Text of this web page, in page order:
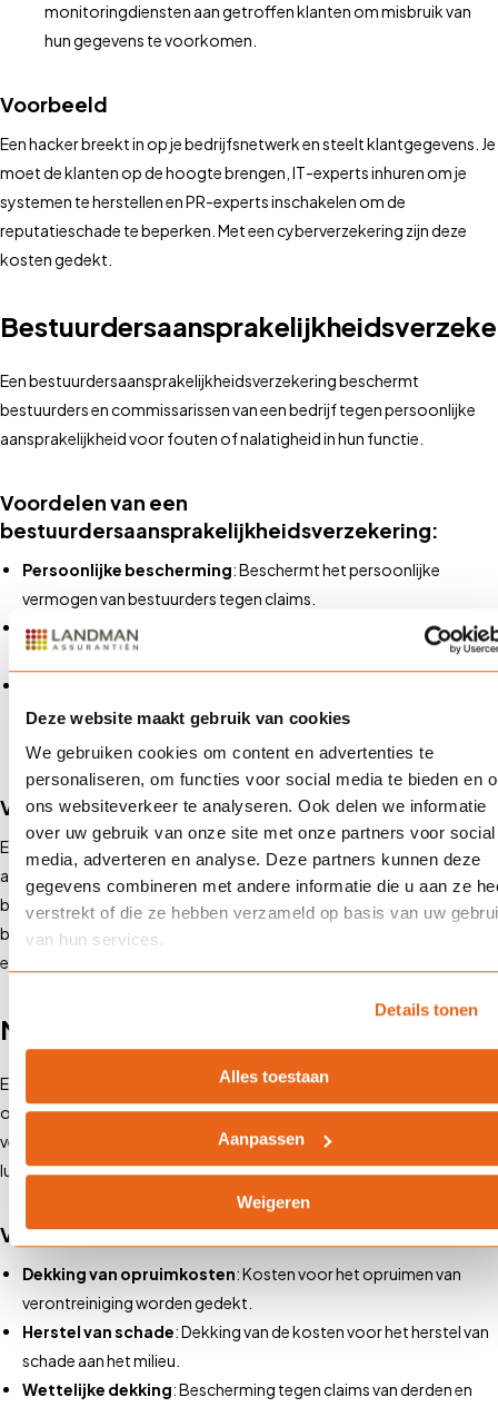
Deze website maakt gebruik van cookies
We gebruiken cookies om content en advertenties te
personaliseren, om functies voor social media te bieden en
ons websiteverkeer te analyseren. Ook delen we informatie
over uw gebruik van onze site met onze partners voor social
media, adverteren en analyse. Deze partners kunnen deze
gegevens combineren met andere informatie die u aan ze
verstrekt of die ze hebben verzameld op basis van uw
van hun services.
Details tonen
Alles toestaan
Aanpassen
Weigeren
monitoringdiensten aan getroffen klanten om misbruik van
hun gegevens te voorkomen.
Voorbeeld
Een hacker breekt in op je bedrijfsnetwerk en steelt klantgegevens. Je
moet de klanten op de hoogte brengen, IT-experts inhuren om je
systemen te herstellen en PR-experts inschakelen om de
reputatieschade te beperken. Met een cyberverzekering zijn deze
kosten gedekt.
Een bestuurdersaansprakelijkheidsverzekering beschermt
bestuurders en commissarissen van een bedrijf tegen persoonlijke
aansprakelijkheid voor fouten of nalatigheid in hun functie.
Voordelen van een
bestuurdersaansprakelijkheidsverzekering:
Persoonlijke bescherming: Beschermt het persoonlijke
vermogen van bestuurders tegen claims.
Juridische bijstand
rechtszaken.
functie uitoefenen zonder angst voor persoonlijke financiële
risico’s.
Voorbeeld
Een bestuurslid van een bedrijf neemt een besluit dat resulteert in
aanzienlijke financiële verliezen voor het bedrijf. Aandeelhouders
besluiten het bestuurslid persoonlijk aansprakelijk te stellen. Met een
bestuurdersaansprakelijkheidsverzekering zijn de juridische kosten
en mogelijke schadevergoedingen gedekt.
Milieuschadeverzekering (MSV)
Een milieuschadeverzekering (MSV) dekt de kosten voor het
opruimen en herstellen van milieuschade die door jouw bedrijf is
veroorzaakt. Dit kan gaan om bodem-, water- of
luchtverontreiniging.
Voordelen van een MSV:
Dekking van opruimkosten: Kosten voor het opruimen van
verontreiniging worden gedekt.
Herstel van schade: Dekking van de kosten voor het herstel van
schade aan het milieu.
Wettelijke dekking: Bescherming tegen claims van derden en